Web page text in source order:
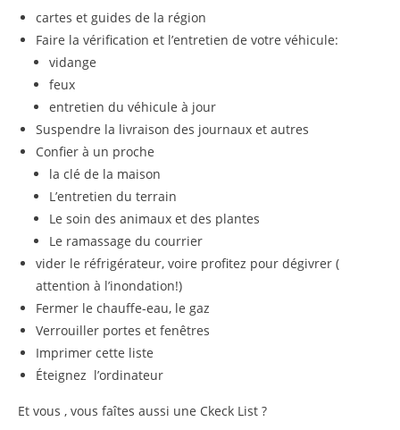
cartes et guides de la région
Faire la vérification et l’entretien de votre véhicule:
vidange
feux
entretien du véhicule à jour
Suspendre la livraison des journaux et autres
Confier à un proche
la clé de la maison
L’entretien du terrain
Le soin des animaux et des plantes
Le ramassage du courrier
vider le réfrigérateur, voire profitez pour dégivrer (
attention à l’inondation!)
Fermer le chauffe-eau, le gaz
Verrouiller portes et fenêtres
Imprimer cette liste
Éteignez l’ordinateur
Et vous , vous faîtes aussi une Ckeck List ?